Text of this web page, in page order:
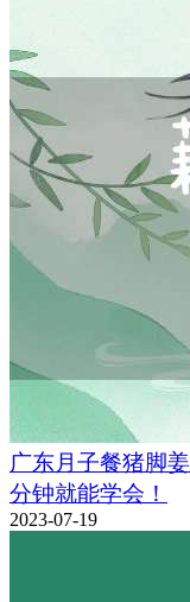
广东月子餐猪脚
分钟就能学会！
2023-07-19